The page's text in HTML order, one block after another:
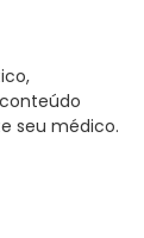
seu médico.